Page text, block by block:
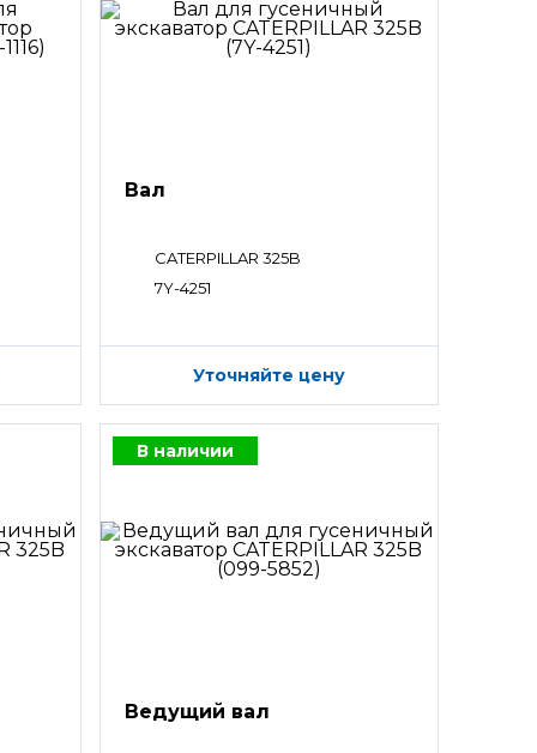
Вал
CATERPILLAR 325B
7Y-4251
Уточняйте цену
В наличии
Ведущий вал